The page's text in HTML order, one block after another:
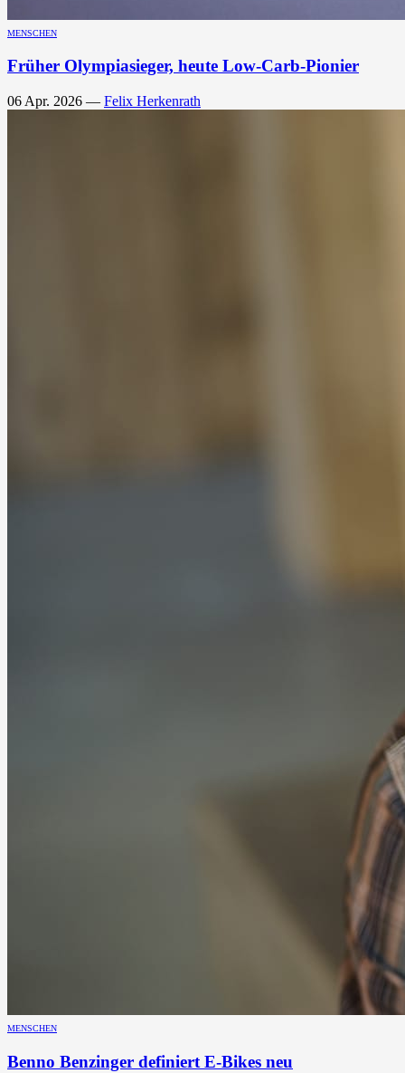
MENSCHEN
Früher Olympiasieger, heute Low-Carb-Pionier
06 Apr. 2026 — Felix Herkenrath
MENSCHEN
Benno Benzinger definiert E-Bikes neu